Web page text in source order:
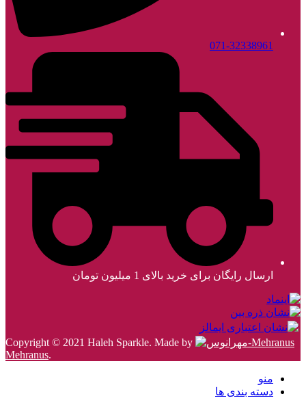
071-32338961
ارسال رایگان برای خرید بالای 1 میلیون تومان
Copyright © 2021 Haleh Sparkle. Made by
Mehranus.
منو
دسته بندی ها